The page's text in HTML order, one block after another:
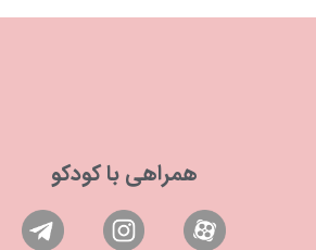
همراهی با کودکو